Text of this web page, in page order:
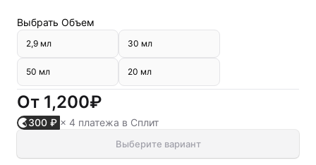
Выбрать Объем
2,9 мл 30 мл
50 мл 20 мл
От 1,200₽
300 ₽ × 4 платежа в Сплит
Выберите вариант